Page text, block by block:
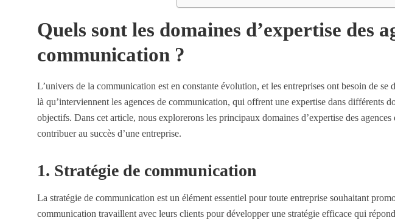
Quels sont les domaines d’expertise des
communication ?
L’univers de la communication est en constante évolution, et les entreprises ont besoin de se
là qu’interviennent les agences de communication, qui offrent une expertise dans différents
objectifs. Dans cet article, nous explorerons les principaux domaines d’expertise des
contribuer au succès d’une entreprise.
1. Stratégie de communication
La stratégie de communication est un élément essentiel pour toute entreprise souhaitant
communication travaillent avec leurs clients pour développer une stratégie efficace qui